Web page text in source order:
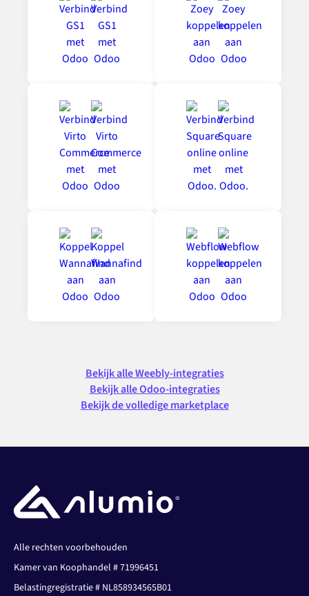
Bekijk alle Weebly-integraties
Bekijk alle Odoo-integraties
Bekijk de volledige marketplace
Alle rechten voorbehouden
Kamer van Koophandel # 71996451
Belastingregistratie # NL858934565B01